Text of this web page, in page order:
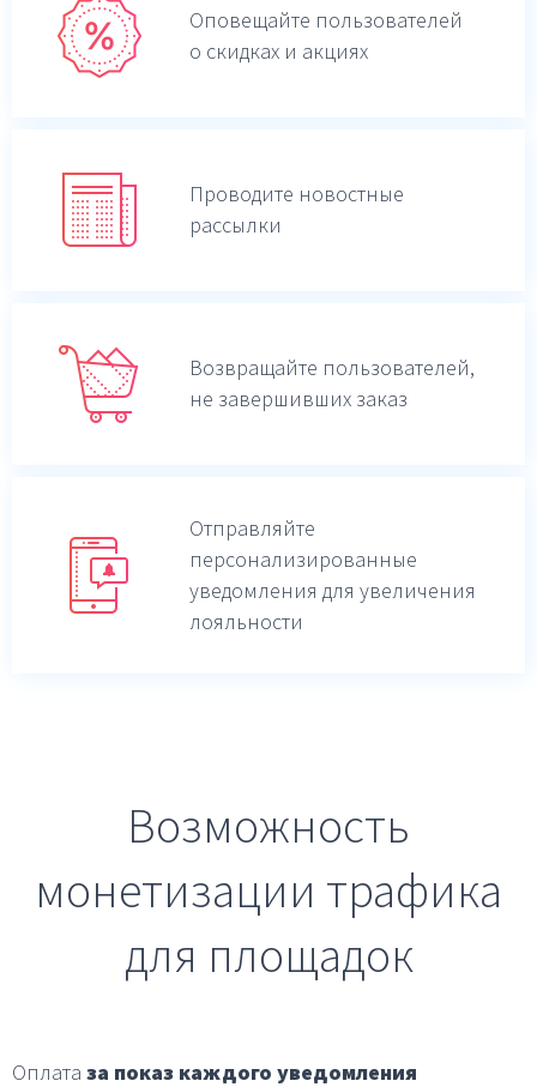
Оповещайте пользователей
о скидках и акциях
Проводите новостные
рассылки
Возвращайте пользователей,
не завершивших заказ
Отправляйте
персонализированные
уведомления для увеличения
лояльности
Возможность
монетизации трафика
для площадок
Оплата за показ каждого уведомления